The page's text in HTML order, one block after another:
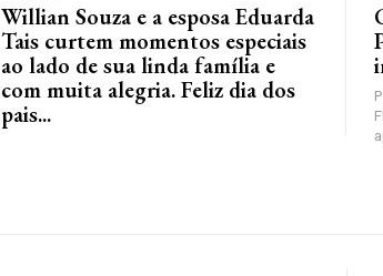
Willian Souza e a esposa Eduarda
Tais curtem momentos especiais
ao lado de sua linda família e
com muita alegria. Feliz dia dos
pais...